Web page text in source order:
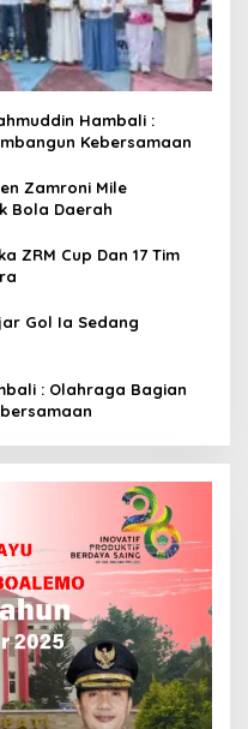
Hambali :
Kebersamaan
Zamroni Mile
Bola Daerah
ZRM Cup Dan 17 Tim
Gol Ia Sedang
: Olahraga Bagian